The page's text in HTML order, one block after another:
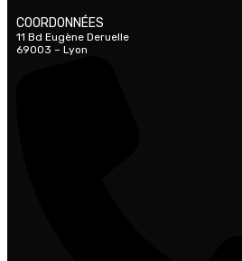
COORDONNÉES
11 Bd Eugène Deruelle
69003 – Lyon